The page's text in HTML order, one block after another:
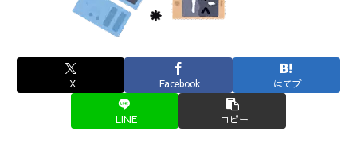
X Facebook はてブ
LINE コピー